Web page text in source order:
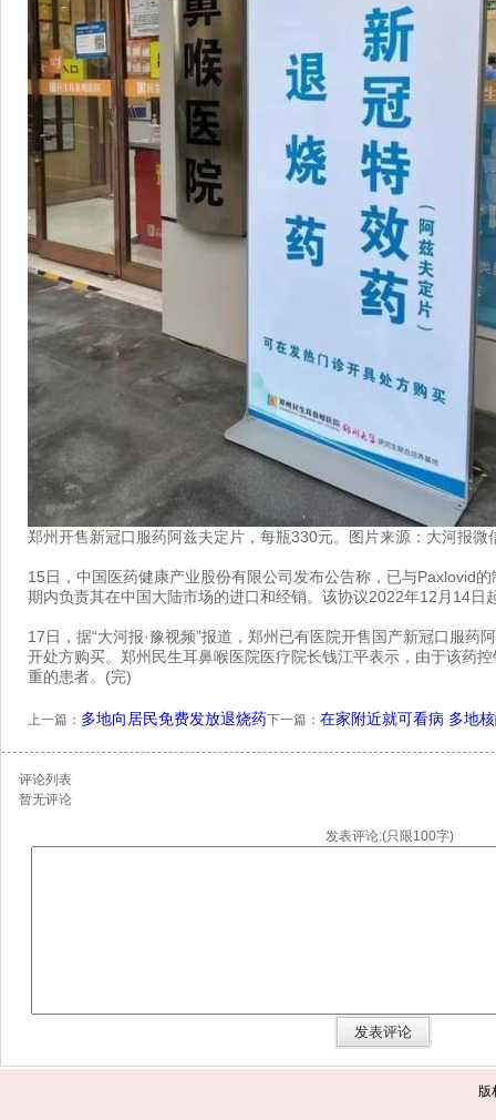
郑州开售新冠口服药阿兹夫定片，每瓶330元。图片来源：大河报微
15日，中国医药健康产业股份有限公司发布公告称，已与Paxlovid
期内负责其在中国大陆市场的进口和经销。该协议2022年12月14日
17日，据“大河报·豫视频”报道，郑州已有医院开售国产新冠口服药
开处方购买。郑州民生耳鼻喉医院医疗院长钱江平表示，由于该药
重的患者。(完)
上一篇： 多地向居民免费发放退烧药下一篇： 在家附近就可看病 多地
评论列表
暂无评论
发表评论:(只限100字)
版